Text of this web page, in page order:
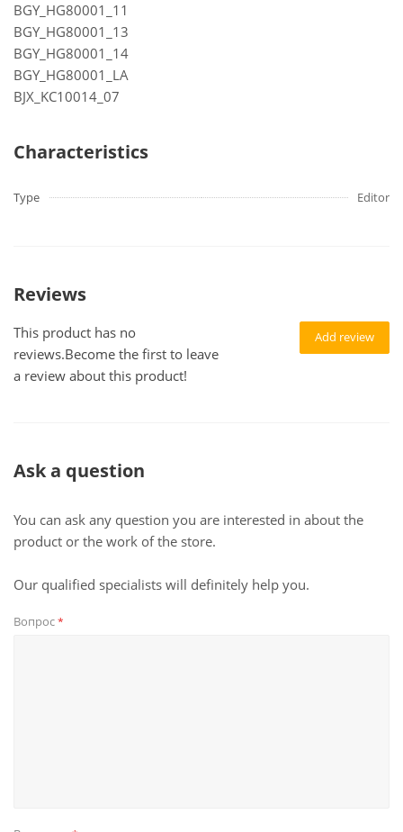
BGY_HG80001_11
BGY_HG80001_13
BGY_HG80001_14
BGY_HG80001_LA
BJX_KC10014_07
Characteristics
Type Editor
Reviews
Add review
This product has no
reviews.Become the first to leave
a review about this product!
Ask a question
You can ask any question you are interested in about the
product or the work of the store.
Our qualified specialists will definitely help you.
Вопрос*